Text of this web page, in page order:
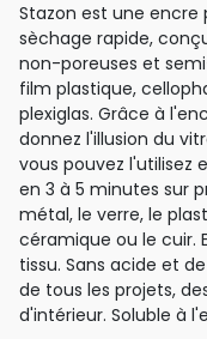
Stazon est une
sèchage rapide,
non-poreuses et
film plastique,
plexiglas. Grâce à
donnez l'illusion du
vous pouvez l'utilisez
en 3 à 5 minutes sur
métal, le verre, le
céramique ou le cuir.
tissu. Sans acide et
de tous les projets,
d'intérieur. Soluble à